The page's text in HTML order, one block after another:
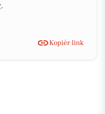
Kopiér link